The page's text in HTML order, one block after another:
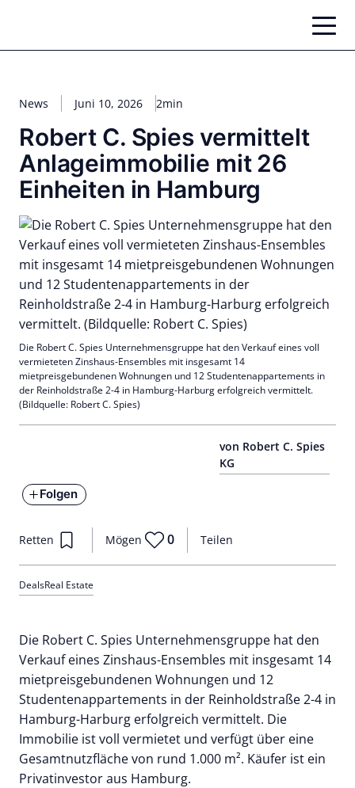
springen
News Juni 10, 2026 2min
Robert C. Spies vermittelt
Anlageimmobilie mit 26
Einheiten in Hamburg
von Robert C. Spies
KG
Folgen
Teilen
Retten Mögen 0
DealsReal Estate
Die Robert C. Spies Unternehmensgruppe hat den Verkauf eines voll
vermieteten Zinshaus-Ensembles mit insgesamt 14
mietpreisgebundenen Wohnungen und 12 Studentenappartements in
der Reinholdstraße 2-4 in Hamburg-Harburg erfolgreich vermittelt.
(Bildquelle: Robert C. Spies)
Die Robert C. Spies Unternehmensgruppe hat den
Verkauf eines Zinshaus-Ensembles mit insgesamt 14
mietpreisgebundenen Wohnungen und 12
Studentenappartements in der Reinholdstraße 2-4 in
Hamburg-Harburg erfolgreich vermittelt. Die
Immobilie ist voll vermietet und verfügt über eine
Gesamtnutzfläche von rund 1.000 m². Käufer ist ein
Privatinvestor aus Hamburg.